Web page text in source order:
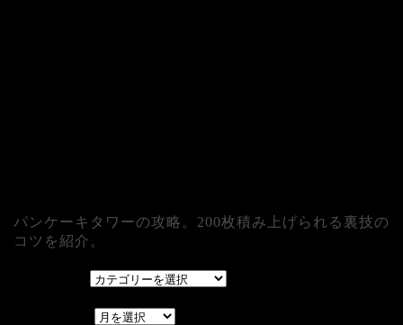
パンケーキタワーの攻略。200枚積み上げられる裏技の
コツを紹介。